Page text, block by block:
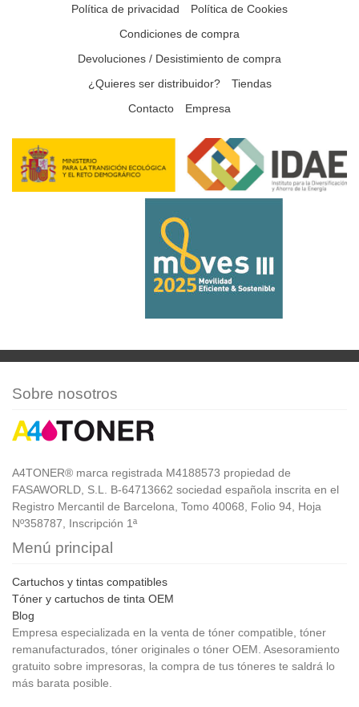
Política de privacidad
Política de Cookies
Condiciones de compra
Devoluciones / Desistimiento de compra
¿Quieres ser distribuidor?
Tiendas
Contacto
Empresa
Sobre nosotros
A4TONER® marca registrada M4188573 propiedad de
FASAWORLD, S.L. B-64713662 sociedad española inscrita en el
Registro Mercantil de Barcelona, Tomo 40068, Folio 94, Hoja
Nº358787, Inscripción 1ª
Menú principal
Cartuchos y tintas compatibles
Tóner y cartuchos de tinta OEM
Blog
Empresa especializada en la venta de tóner compatible, tóner
remanufacturados, tóner originales o tóner OEM. Asesoramiento
gratuito sobre impresoras, la compra de tus tóneres te saldrá lo
más barata posible.